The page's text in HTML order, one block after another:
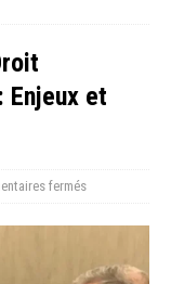
Enjeux et
fermés